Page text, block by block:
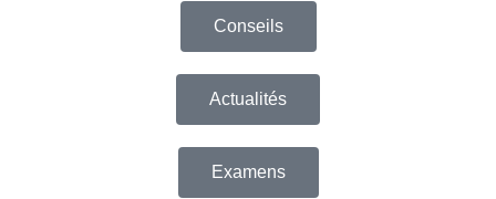
Conseils
Actualités
Examens